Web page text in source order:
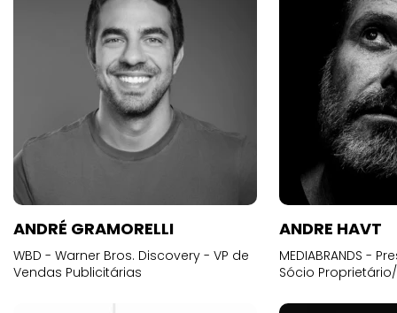
ANDRÉ GRAMORELLI
WBD - Warner Bros. Discovery - VP de
Vendas Publicitárias
ANDRE HAVT
MEDIABRANDS -
Sócio